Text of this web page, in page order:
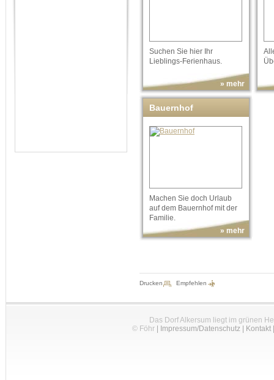
Suchen Sie hier Ihr
Lieblings-Ferienhaus.
» mehr
Bauernhof
Machen Sie doch Urlaub
auf dem Bauernhof mit der
Familie.
» mehr
Drucken Empfehlen
Das Dorf Alkersum liegt im grünen
© Föhr| Impressum/Datenschutz| Kontakt